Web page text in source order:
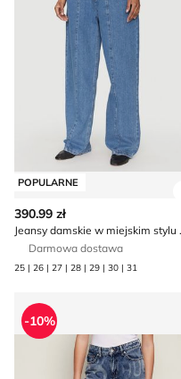
POPULARNE
390.99 zł
Jeansy
Darmowa dostawa
25 | 26 | 27 | 28 | 29 | 30 | 31
Jeansy damskie casual
-10%